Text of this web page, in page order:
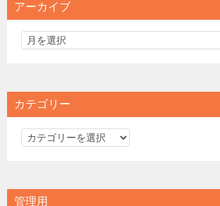
アーカイブ
カテゴリー
カ
リ
管理用